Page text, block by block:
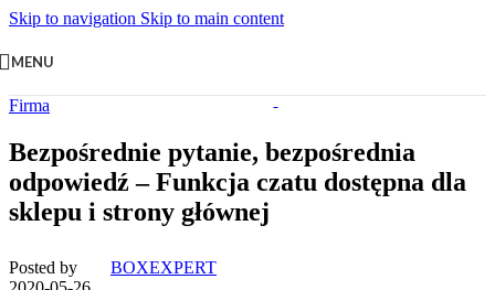
Skip to navigation Skip to main content
MENU
Firma
Bezpośrednie pytanie, bezpośrednia
odpowiedź – Funkcja czatu dostępna dla
sklepu i strony głównej
Posted by
BOXEXPERT